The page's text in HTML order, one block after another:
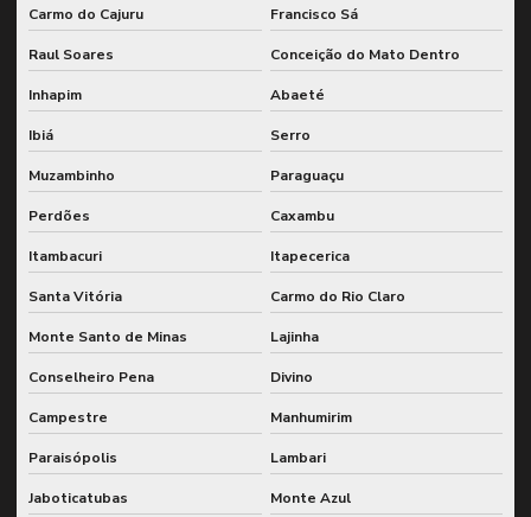
Carmo do Cajuru Francisco Sá
Raul Soares Conceição do Mato Dentro
Inhapim Abaeté
Ibiá Serro
Muzambinho Paraguaçu
Perdões Caxambu
Itambacuri Itapecerica
Santa Vitória Carmo do Rio Claro
Monte Santo de Minas Lajinha
Conselheiro Pena Divino
Campestre Manhumirim
Paraisópolis Lambari
Jaboticatubas Monte Azul